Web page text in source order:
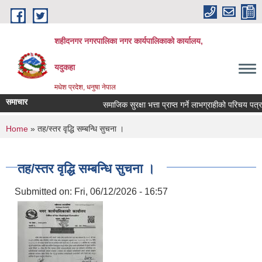
Skip to main content
शहीदनगर नगरपालिका नगर कार्यपालिकाको कार्यालय,
यदुकहा
मधेश प्रदेश, धनुषा नेपाल
समाचार समाजिक सुरक्षा भत्ता प्राप्त गर्ने लाभग्राहीको परिचय
You are here
Home » तह/स्तर वृद्धि सम्बन्धि सुचना ।
तह/स्तर वृद्धि सम्बन्धि सुचना ।
Submitted on: Fri, 06/12/2026 - 16:57